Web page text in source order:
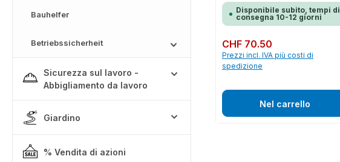
Bauhelfer
Betriebssicherheit
Sicurezza sul lavoro -
Abbigliamento da lavoro
Giardino
% Vendita di azioni
Disponibile subito, tempi di
consegna 10-12 giorni
Prezzo normale:
CHF 70.50
Prezzi incl. IVA più costi di
spedizione
Nel carrello